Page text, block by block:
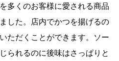
多くのお客様に愛される商品
した。店内でかつを揚げるの
ただくことができます。ソー
られるのに後味はさっぱりと